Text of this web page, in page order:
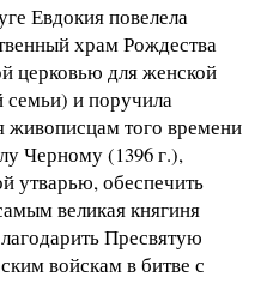
Евдокия повелела
храм Рождества
церковью для женской
семьи) и поручила
того времени
Черному (1396 г.),
утварью, обеспечить
великая княгиня
Пресвятую
войскам в битве с